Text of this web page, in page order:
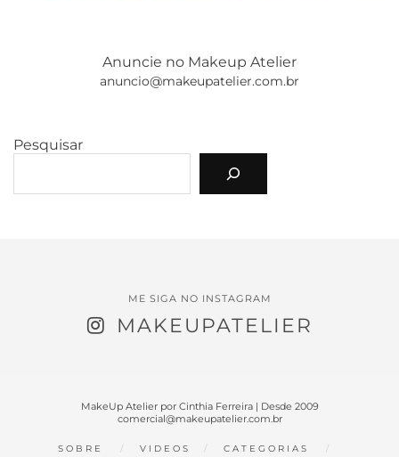
Anuncie no Makeup Atelier
anuncio@makeupatelier.com.br
Pesquisar
ME SIGA NO INSTAGRAM
MAKEUPATELIER
MakeUp Atelier por Cinthia Ferreira | Desde 2009
comercial@makeupatelier.com.br
SOBRE VIDEOS CATEGORIAS